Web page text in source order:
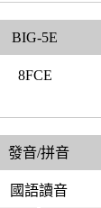
BIG-5E
8FCE
發音/拼音
國語讀音